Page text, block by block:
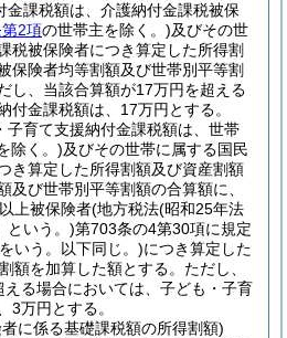
金課税額は、介護納付金課税被保
2項の世帯主を除く。)及びその世
税被保険者につき算定した所得割
保険者均等割額及び世帯別平等割
し、当該合算額が17万円を超える
付金課税額は、17万円とする。
子育て支援納付金課税額は、世帯
除く。)及びその世帯に属する国民
き算定した所得割額及び資産割額
及び世帯別平等割額の合算額に、
上被保険者(地方税法(昭和25年法
という。)第703条の4第30項に規定
いう。以下同じ。)につき算定した
額を加算した額とする。 ただし、
る場合においては、子ども・子育
3万円とする。
に係る基礎課税額の所得割額)